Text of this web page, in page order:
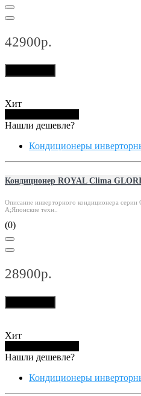
42900р.
Хит
Нашли дешевле?
Кондиционеры
Кондиционер ROYAL Clima
Описание инверторного кондиционера серии
А;Японские техн..
(0)
28900р.
Хит
Нашли дешевле?
Кондиционеры